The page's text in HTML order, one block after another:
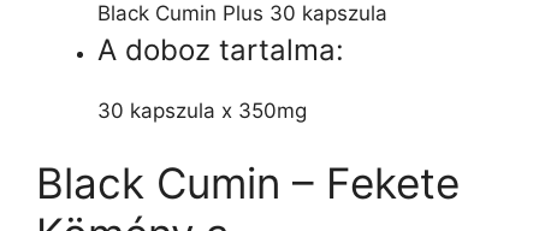
Black Cumin Plus 30 kapszula
A doboz tartalma:
30 kapszula x 350mg
Black Cumin – Fekete